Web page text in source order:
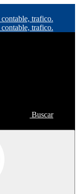
Buscar